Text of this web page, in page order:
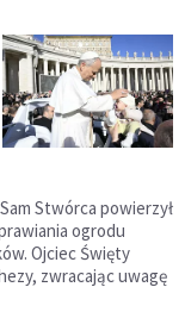
Stwórca powierzył
ogrodu
Ojciec Święty
zwracając uwagę